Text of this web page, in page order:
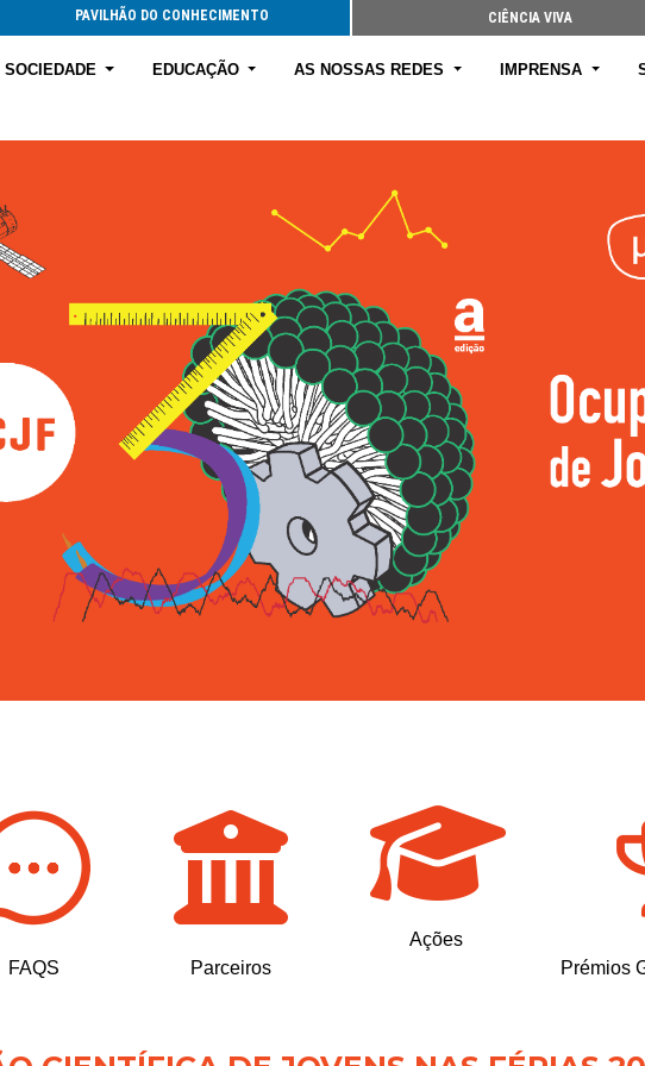
PAVILHÃO DO CONHECIMENTO CIÊNCIA VIVA
EDUCAÇÃO AS NOSSAS REDES IMPRENSA
FAQS Parceiros
Ações
Prémios